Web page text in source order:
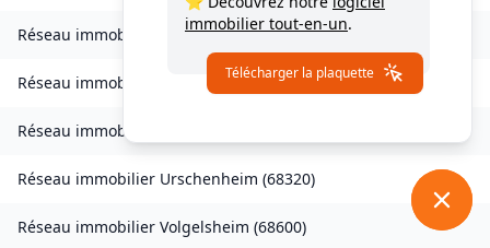
Réseau immobilier Traubach-le-Bas(68210)
Réseau immobilier Turckheim(68230)
Réseau immobilier
Réseau immobilier Urschenheim (68320)
Réseau immobilier Volgelsheim (68600)
immobilier tout-en-un.
Télécharger la plaquette